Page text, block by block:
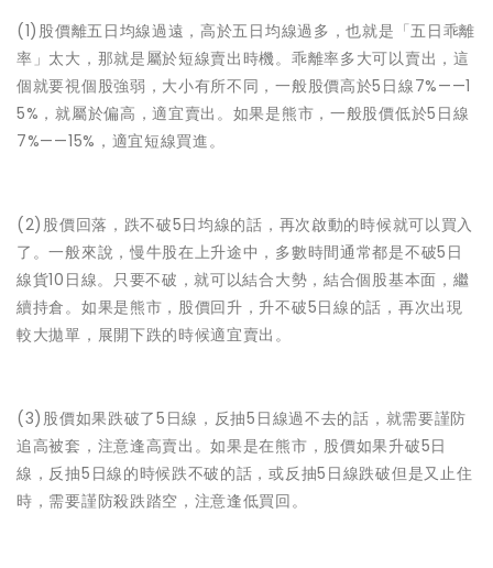
(1)股價離五日均線過遠，高於五日均線過多，也就是「五日乖離
率」太大，那就是屬於短線賣出時機。乖離率多大可以賣出，這
個就要視個股強弱，大小有所不同，一般股價高於5日線7%——1
5%，就屬於偏高，適宜賣出。如果是熊市，一般股價低於5日線
7%——15%，適宜短線買進。
(2)股價回落，跌不破5日均線的話，再次啟動的時候就可以買入
了。一般來說，慢牛股在上升途中，多數時間通常都是不破5日
線貨10日線。只要不破，就可以結合大勢，結合個股基本面，繼
續持倉。如果是熊市，股價回升，升不破5日線的話，再次出現
較大拋單，展開下跌的時候適宜賣出。
(3)股價如果跌破了5日線，反抽5日線過不去的話，就需要謹防
追高被套，注意逢高賣出。如果是在熊市，股價如果升破5日
線，反抽5日線的時候跌不破的話，或反抽5日線跌破但是又止住
時，需要謹防殺跌踏空，注意逢低買回。